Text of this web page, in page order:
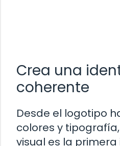
Crea una
coherente
Desde el logotipo
colores y
visual es la